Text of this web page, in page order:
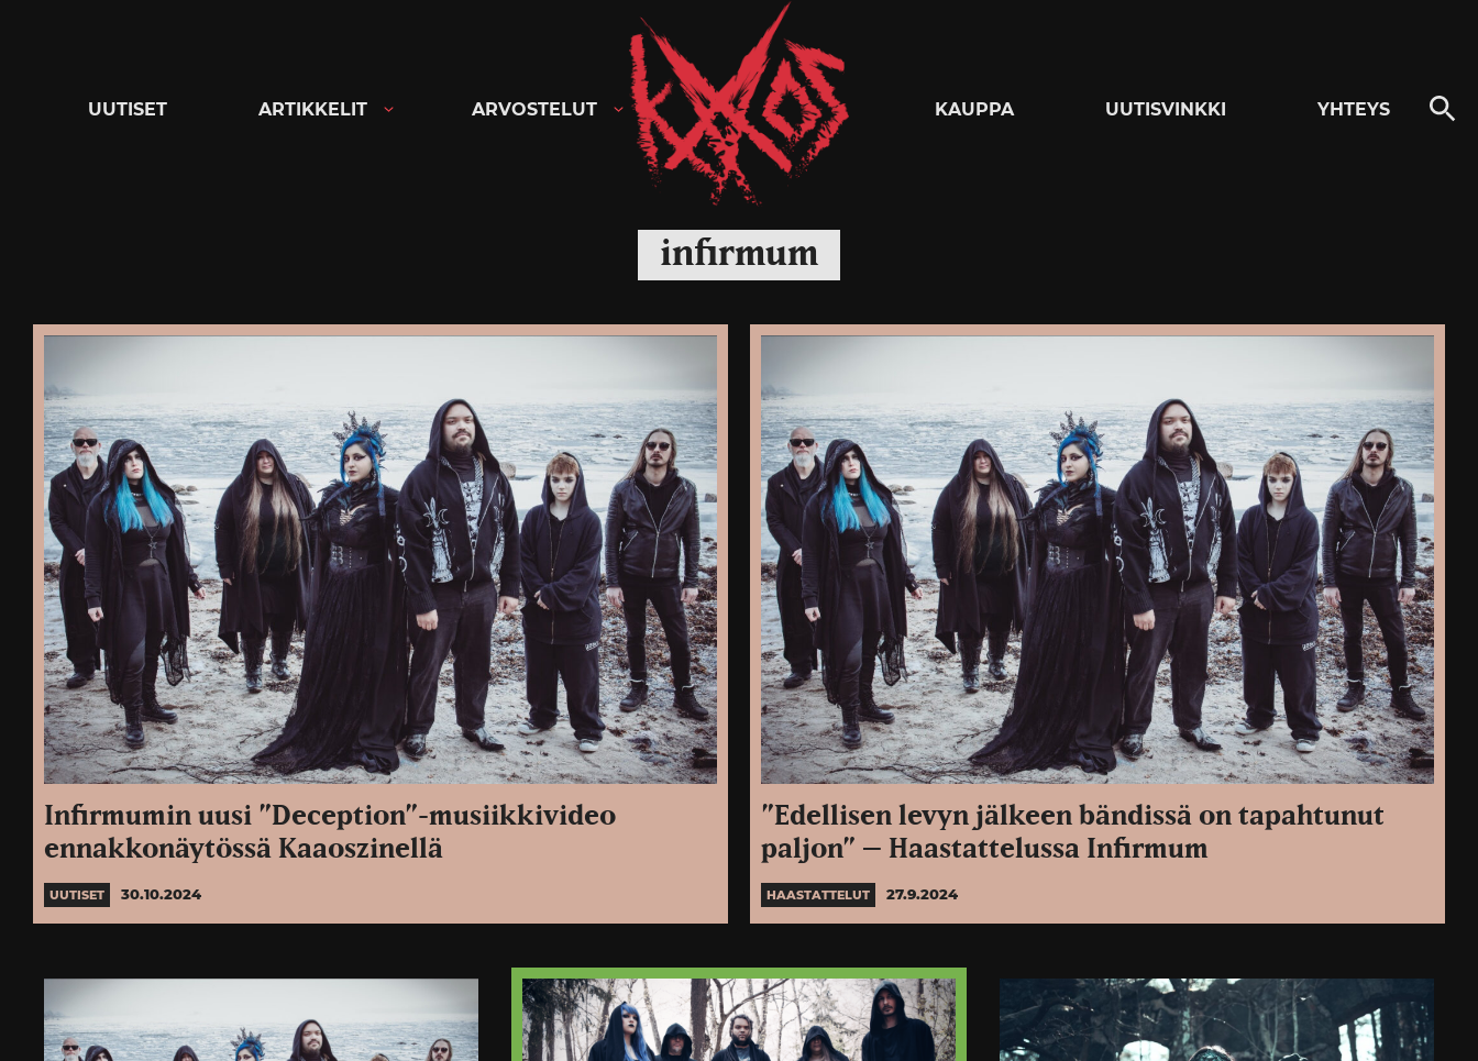
Kaaoszine
UUTISET ARTIKKELIT ARVOSTELUT KAUPPA UUTISVINKKI YHTEYS
infirmum
Infirmumin uusi ”Deception”-musiikkivideo
ennakkonäytössä Kaaoszinellä
UUTISET 30.10.2024
”Edellisen levyn jälkeen bändissä on tapahtunut
paljon” – Haastattelussa Infirmum
HAASTATTELUT 27.9.2024